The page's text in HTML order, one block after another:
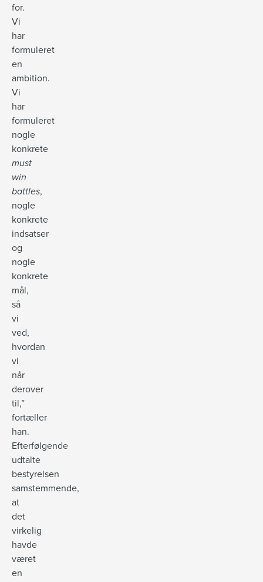
for.
Vi
har
formuleret
en
ambition.
Vi
har
formuleret
nogle
konkrete
must
win
battles,
nogle
konkrete
indsatser
og
nogle
konkrete
mål,
så
vi
ved,
hvordan
vi
når
derover
til,”
fortæller
han.
Efterfølgende
udtalte
bestyrelsen
samstemmende,
at
det
virkelig
havde
været
en